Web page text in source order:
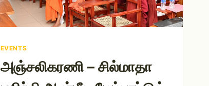
EVENTS
அஞ்சலிகரணி – சில்மாதா